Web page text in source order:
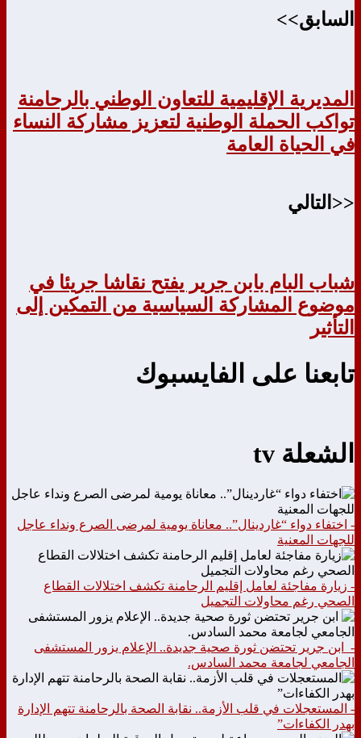
السابق>>
المديرية الإقليمية للتعاون الوطني بالرحامنة
تواكب الحملة الوطنية لتعزيز مشاركة النساء
في الحياة العامة
<<التالي
شباب البام بابن جرير يفتح نقاشا جريئا في
موضوع المشاركة السياسية من التمكين إلى
التأثير
تابعنا على الفايسبوك
الشعلة tv
- اختفاء دواء “غاردينال”.. معاناة يومية لمرضى الصرع ونداء عاجل
للجهات المعنية
- زيارة مفاجئة لعامل إقليم الرحامنة تكشف اختلالات القطاع
الصحي رغم محاولات التجميل
- ابن جرير تحتضن ثورة صحية جديدة.. الإعلام يزور المستشفى
الجامعي لجامعة محمد السادس.
- المستعجلات في قلب الأزمة.. نقابة الصحة بالرحامنة تتهم الإدارة
بهدر الكفاءات”